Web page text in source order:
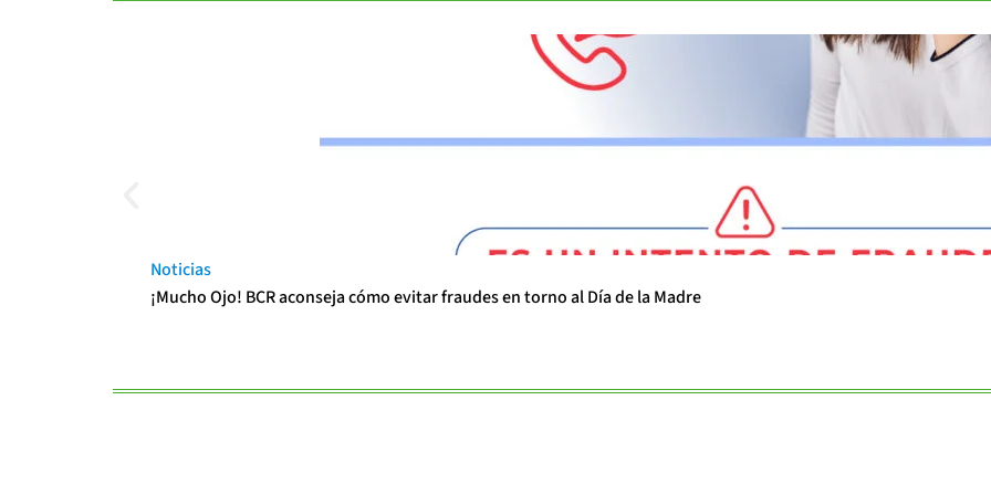
Noticias
¡Mucho Ojo! BCR aconseja cómo evitar fraudes en torno al Día de la Madre